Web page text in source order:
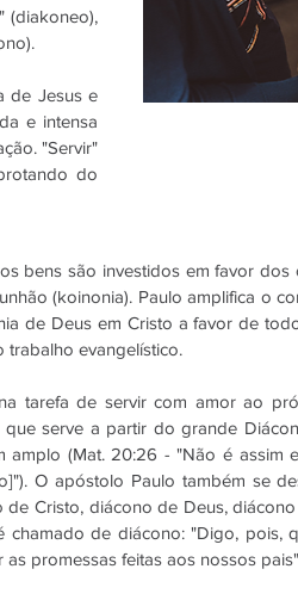
(diakoneo),
de Jesus e
e intensa
"Servir"
do
bens são investidos em favor dos
(koinonia). Paulo amplifica o
de Deus em Cristo a favor de
trabalho evangelístico.
tarefa de servir com amor ao
serve a partir do grande
(Mat. 20:26 - "Não é assim
O apóstolo Paulo também se
Cristo, diácono de Deus,
de diácono: "Digo, pois,
promessas feitas aos nossos pais"